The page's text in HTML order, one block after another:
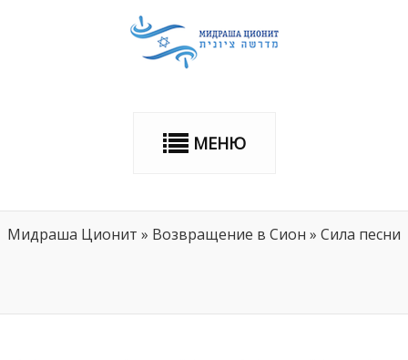
МЕНЮ
Мидраша Ционит » Возвращение в Сион » Сила песни